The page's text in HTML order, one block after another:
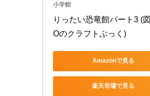
小学館
りったい恐竜館パート3 (
Oのクラフトぶっく)
Amazonで見る
楽天市場で見る